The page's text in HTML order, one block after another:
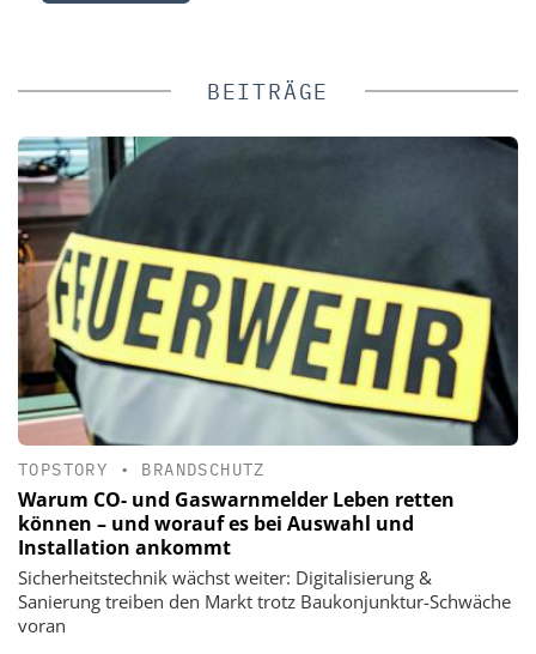
BEITRÄGE
TOPSTORY • BRANDSCHUTZ
Warum CO- und Gaswarnmelder Leben retten
können – und worauf es bei Auswahl und
Installation ankommt
Sicherheitstechnik wächst weiter: Digitalisierung &
Sanierung treiben den Markt trotz Baukonjunktur-Schwäche
voran